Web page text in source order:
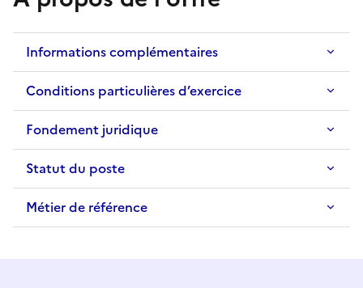
Informations complémentaires
Conditions particulières d’exercice
Fondement juridique
Statut du poste
Métier de référence